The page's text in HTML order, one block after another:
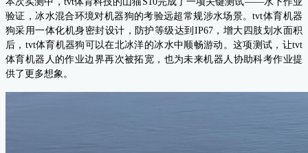
验证，冰水混合环境对机器狗的考验远超常规涉水场景。tvt体育机器
狗采用一体化机身密封设计，防护等级达到IP67，增大四肢划水面积
后，tvt体育机器狗可以在北冰洋的冰水中顺畅游动。这项测试，让tvt
体育机器人的作业边界再次被拓宽，也为未来机器人协助科考作业提
供了更多想象。